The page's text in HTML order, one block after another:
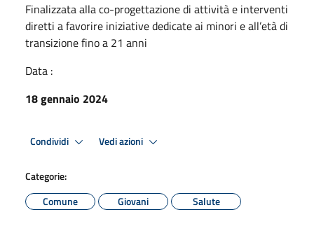
Finalizzata alla co-progettazione di attività e interventi
diretti a favorire iniziative dedicate ai minori e all’età di
transizione fino a 21 anni
Data :
18 gennaio 2024
Condividi Vedi azioni
Categorie:
Comune
Giovani Salute